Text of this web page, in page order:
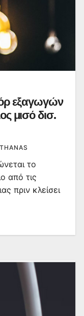
εξαγωγών
μισό δισ.
το
από τις
πριν κλείσει